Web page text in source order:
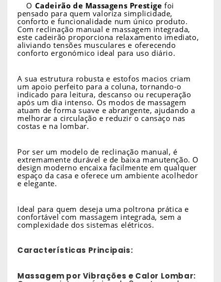
O Cadeirão de Massagens Prestige foi
pensado para quem valoriza simplicidade,
conforto e funcionalidade num único produto.
Com reclinação manual e massagem integrada,
este cadeirão proporciona relaxamento imediato,
aliviando tensões musculares e oferecendo
conforto ergonómico ideal para uso diário.
A sua estrutura robusta e estofos macios criam
um apoio perfeito para a coluna, tornando-o
indicado para leitura, descanso ou recuperação
após um dia intenso. Os modos de massagem
atuam de forma suave e abrangente, ajudando a
melhorar a circulação e reduzir o cansaço nas
costas e na lombar.
Por ser um modelo de reclinação manual, é
extremamente durável e de baixa manutenção. O
design moderno encaixa facilmente em qualquer
espaço da casa e oferece um ambiente acolhedor
e elegante.
Ideal para quem deseja uma poltrona prática e
confortável com massagem integrada, sem a
complexidade dos sistemas elétricos.
Características Principais:
Massagem por Vibrações e Calor Lombar: